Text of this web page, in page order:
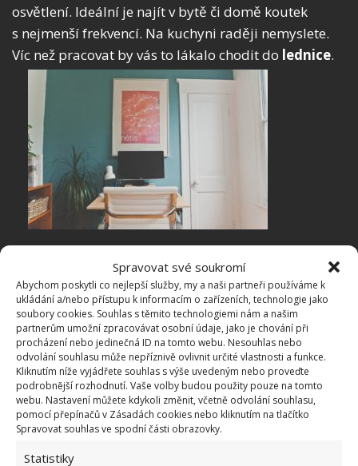
Spravovat své soukromí
Abychom poskytli co nejlepší služby, my a naši partneři používáme k
ukládání a/nebo přístupu k informacím o zařízeních, technologie jako
soubory cookies. Souhlas s těmito technologiemi nám a našim
partnerům umožní zpracovávat osobní údaje, jako je chování při
procházení nebo jedinečná ID na tomto webu. Nesouhlas nebo
odvolání souhlasu může nepříznivě ovlivnit určité vlastnosti a funkce.
Kliknutím níže vyjádřete souhlas s výše uvedeným nebo proveďte
podrobnější rozhodnutí. Vaše volby budou použity pouze na tomto
webu. Nastavení můžete kdykoli změnit, včetně odvolání souhlasu,
pomocí přepínačů v Zásadách cookies nebo kliknutím na tlačítko
Spravovat souhlas ve spodní části obrazovky.
Statistiky
osvětlení. Ideální je najít v bytě či domě koutek
s nejmenší frekvencí. Na kuchyni raději nemyslete.
Víc než pracovat by vás to lákalo chodit do lednice.
Pohodlí + zdraví
Nejdůležitějším vybavením jak jsme již uvedli je
a židlevčetně věci, jež je nutné mít během práce po
ruce.Psací potřeby, diář, dokumenty, tiskárna.
Přestože vybavitpracovní koutdá méně práce než
zařídit celou místnost, vsaďte na kvalitu a nešetřete.
Krčit se celý den ve špatně zvoleném křesle by se